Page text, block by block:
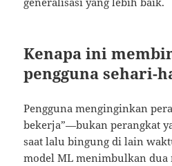
Kenapa ini
pengguna sehari-
Pengguna menginginkan
bekerja”—bukan perangkat
saat lalu bingung di lain
model ML menimbulkan dua